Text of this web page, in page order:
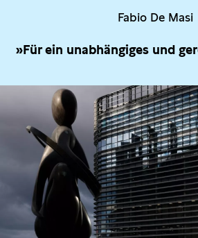
Fabio De Masi
»Für ein unabhängiges und